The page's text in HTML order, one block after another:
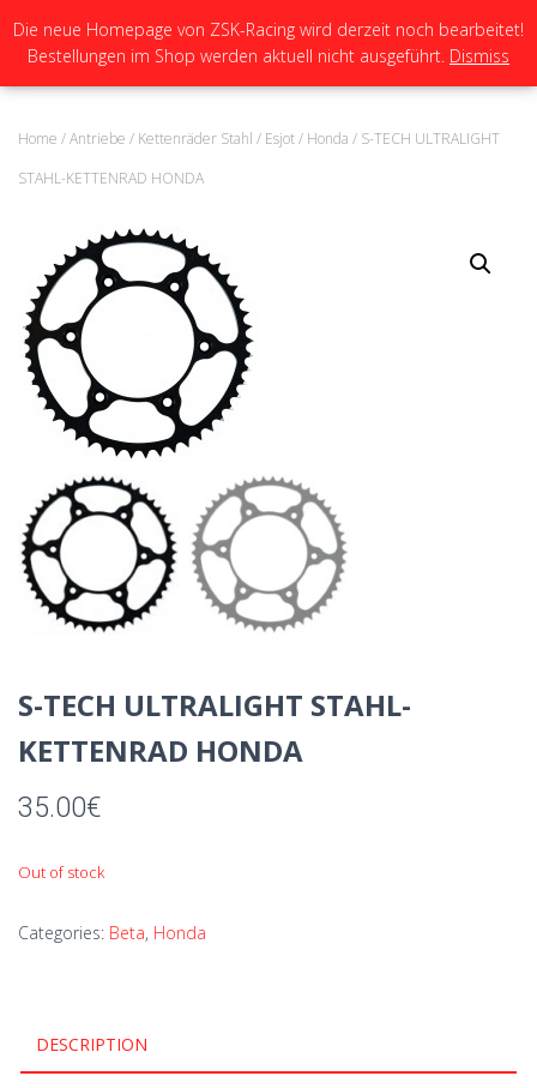
N
A
I
Home /Antriebe / Kettenräder Stahl / Esjot/ Honda / S-TECH ULTRALIGHT
STAHL-KETTENRAD HONDA
S-TECH ULTRALIGHT STAHL-
KETTENRAD HONDA
35.00€
Out of stock
Categories: Beta, Honda
DESCRIPTION
Die neue Homepage von ZSK-Racing wird derzeit noch bearbeitet!
Bestellungen im Shop werden aktuell nicht ausgeführt. Dismiss